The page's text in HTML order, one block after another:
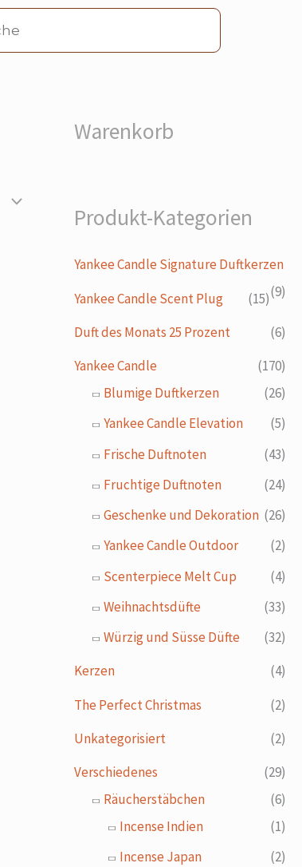
Warenkorb
Produkt-Kategorien
Yankee Candle Signature Duftkerzen
(9)
Yankee Candle Scent Plug
(15)
Duft des Monats 25 Prozent
(6)
Yankee Candle
(170)
Blumige Duftkerzen
(26)
Yankee Candle Elevation
(5)
Frische Duftnoten
(43)
Fruchtige Duftnoten
(24)
Geschenke und Dekoration (26)
Yankee Candle Outdoor
(2)
Scenterpiece Melt Cup
(4)
Weihnachtsdüfte
(33)
Würzig und Süsse Düfte
(32)
Kerzen
(4)
The Perfect Christmas
(2)
Unkategorisiert
(2)
Verschiedenes
(29)
Räucherstäbchen
(6)
Incense Indien
(1)
Incense Japan
(2)